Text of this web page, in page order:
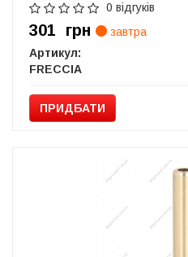
0 відгуків
301 грн
завтра
Артикул:
FRECCIA
ПРИДБАТИ